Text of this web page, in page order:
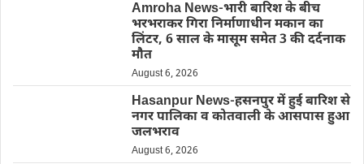
Amroha News-भारी बारिश के बीच
भरभराकर गिरा निर्माणाधीन मकान का
लिंटर, 6 साल के मासूम समेत 3 की दर्दनाक
मौत
August 6, 2026
Hasanpur News-हसनपुर में हुई बारिश से
नगर पालिका व कोतवाली के आसपास हुआ
जलभराव
August 6, 2026